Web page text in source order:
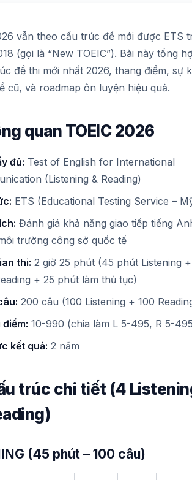
vẫn theo cấu trúc đề mới được ETS
(gọi là “New TOEIC”). Bài này tổng
đề thi mới nhất 2026, thang điểm, sự
cũ, và roadmap ôn luyện hiệu quả.
quan TOEIC 2026
đủ: Test of English for International
(Listening & Reading)
ETS (Educational Testing Service –
Đánh giá khả năng giao tiếp tiếng
trường công sở quốc tế
thi: 2 giờ 25 phút (45 phút Listening
+ 25 phút làm thủ tục)
200 câu (100 Listening + 100
10-990 (chia làm L 5-495, R 5-
kết quả: 2 năm
trúc chi tiết (4
(45 phút – 100 câu)